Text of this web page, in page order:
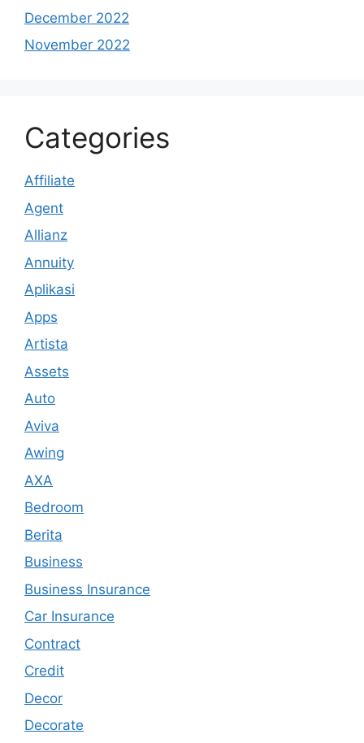
December 2022
November 2022
Categories
Affiliate
Agent
Allianz
Annuity
Aplikasi
Apps
Artista
Assets
Auto
Aviva
Awing
AXA
Bedroom
Berita
Business
Business Insurance
Car Insurance
Contract
Credit
Decor
Decorate